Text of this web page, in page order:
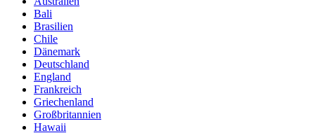
Bali
Brasilien
Chile
Dänemark
Deutschland
England
Frankreich
Griechenland
Großbritannien
Hawaii